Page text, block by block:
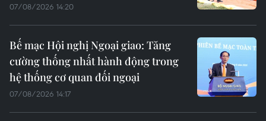
07/08/2026 14:20
Bế mạc Hội nghị Ngoại giao: Tăng
cường thống nhất hành động trong
hệ thống cơ quan đối ngoại
07/08/2026 14:17